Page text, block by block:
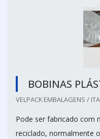
BOBINAS
VELPACK EMBALAGENS /
Pode ser fabricado com
reciclado, normalmente